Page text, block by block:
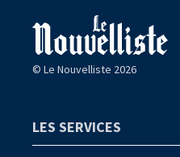
© Le Nouvelliste 2026
LES SERVICES